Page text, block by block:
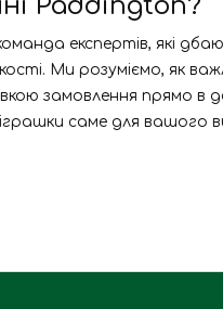
Paddington?
експертів, які
Ми розуміємо, як
замовлення прямо в
саме для вашого